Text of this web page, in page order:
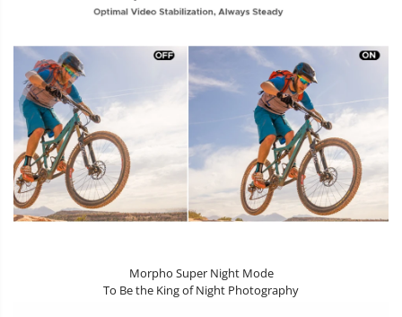
Morpho Super Night Mode
To Be the King of Night Photography